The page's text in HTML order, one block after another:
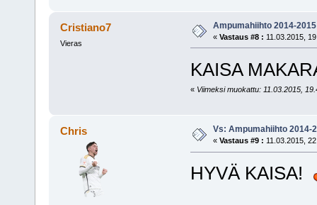
Cristiano7
Vieras
Ampumahiihto 2014-2015
« Vastaus #8 : 11.03.2015,
KAISA
« Viimeksi muokattu: 11.03.2015,
Chris Vs: Ampumahiihto 2014-
« Vastaus #9 : 11.03.2015,
HYVÄ KAISA!